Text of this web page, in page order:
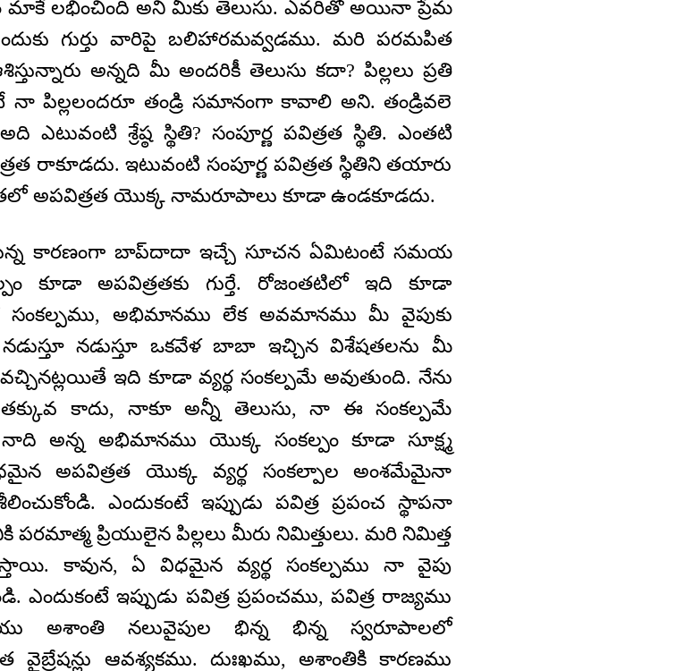
మాకే లభించింది అని మీకు తెలుసు. ఎవరితో అయినా ప్రేమ
గుర్తు వారిపై బలిహారమవ్వడము. మరి పరమపిత
అన్నది మీ అందరికీ తెలుసు కదా? పిల్లలు ప్రతి
నా పిల్లలందరూ తండ్రి సమానంగా కావాలి అని. తండ్రివలె
ఎటువంటి శ్రేష్ఠ స్థితి? సంపూర్ణ పవిత్రత స్థితి. ఎంతటి
రాకూడదు. ఇటువంటి సంపూర్ణ పవిత్రత స్థితిని తయారు
అపవిత్రత యొక్క నామరూపాలు కూడా ఉండకూడదు.
కారణంగా బాప్‌దాదా ఇచ్చే సూచన ఏమిటంటే సమయ
కూడా అపవిత్రతకు గుర్తే. రోజంతటిలో ఇది కూడా
సంకల్పము, అభిమానము లేక అవమానము మీ వైపుకు
నడుస్తూ నడుస్తూ ఒకవేళ బాబా ఇచ్చిన విశేషతలను మీ
ఇది కూడా వ్యర్థ సంకల్పమే అవుతుంది. నేను
కాదు, నాకూ అన్నీ తెలుసు, నా ఈ సంకల్పమే
అన్న అభిమానము యొక్క సంకల్పం కూడా సూక్ష్మ
అపవిత్రత యొక్క వ్యర్థ సంకల్పాల అంశమేమైనా
ఎందుకంటే ఇప్పుడు పవిత్ర ప్రపంచ స్థాపనా
ప్రియులైన పిల్లలు మీరు నిమిత్తులు. మరి నిమిత్త
కావున, ఏ విధమైన వ్యర్థ సంకల్పము నా వైపు
ఎందుకంటే ఇప్పుడు పవిత్ర ప్రపంచము, పవిత్ర రాజ్యము
అశాంతి నలువైపుల భిన్న భిన్న స్వరూపాలలో
వైబ్రేషన్లు ఆవశ్యకము. దుఃఖము, అశాంతికి కారణము